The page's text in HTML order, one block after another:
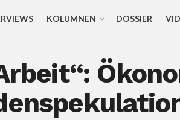
KOLUMNEN DOSSIER